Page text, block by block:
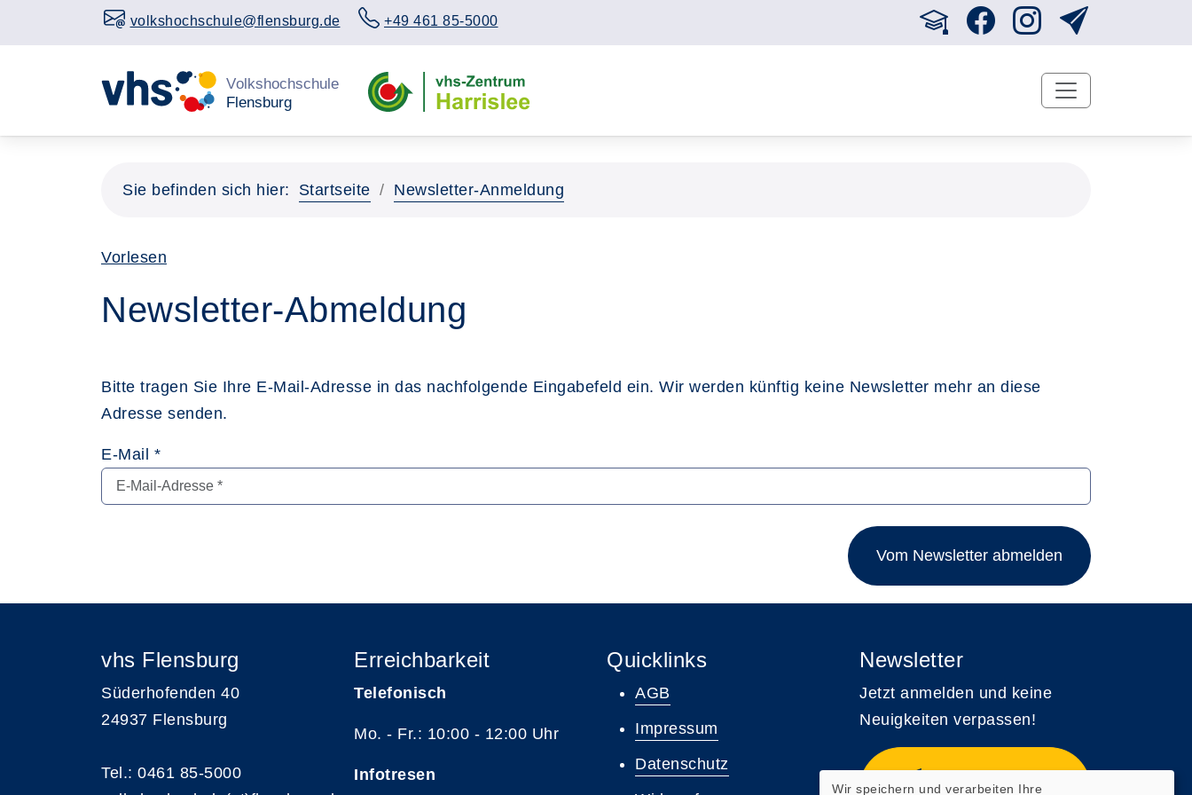
volkshochschule@flensburg.de +49 461 85-5000
Sie befinden sich hier: Startseite Newsletter-Anmeldung
Vorlesen
Newsletter-Abmeldung
Bitte tragen Sie Ihre E-Mail-Adresse in das nachfolgende Eingabefeld ein. Wir werden künftig keine Newsletter mehr an diese
Adresse senden.
E-Mail *
Vom Newsletter abmelden
vhs Flensburg
Süderhofenden 40
24937 Flensburg
Tel.: 0461 85-5000
Erreichbarkeit
Telefonisch
Mo. - Fr.: 10:00 - 12:00 Uhr
Infotresen
Quicklinks
AGB
Impressum
Datenschutz
Newsletter
Jetzt anmelden und keine
Neuigkeiten verpassen!
Wir speichern und verarbeiten Ihre